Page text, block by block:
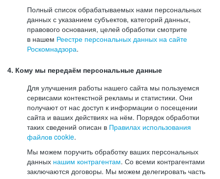
Полный список обрабатываемых нами персональных
данных с указанием субъектов, категорий данных,
правового основания, целей обработки смотрите
в нашем Реестре персональных данных на сайте
Роскомнадзора.
4. Кому мы передаём персональные данные
Для улучшения работы нашего сайта мы пользуемся
сервисами контекстной рекламы и статистики. Они
получают от нас доступ к информации о посещении
сайта и ваших действиях на нём. Порядок обработки
таких сведений описан в Правилах использования
файлов cookie.
Мы можем поручить обработку ваших персональных
данных нашим контрагентам. Со всеми контрагентами
заключаются договоры. Мы можем делегировать часть